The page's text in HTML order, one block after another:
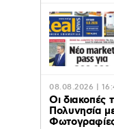
08.08.2026 |
Οι διακοπές
Πολυνησία